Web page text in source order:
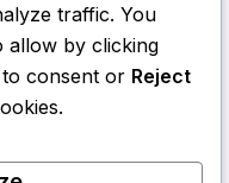
traffic. You
allow by clicking
to consent or Reject